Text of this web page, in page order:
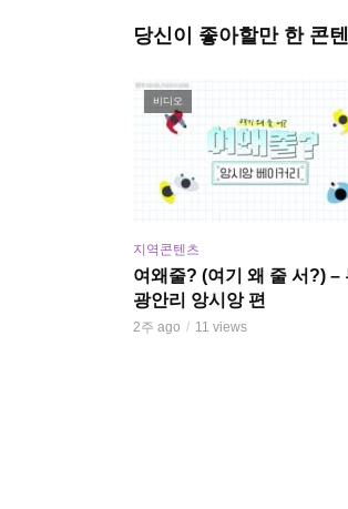
당신이 좋아할만 한 콘
비디오
지역콘텐츠
여왜줄? (여기 왜 줄 서?) –
광안리 앙시앙 편
2주 ago 11 views